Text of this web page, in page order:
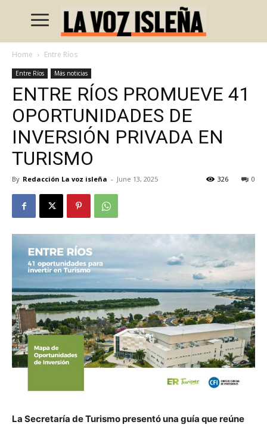
Home Entre Ríos
Entre Ríos Más noticias
ENTRE RÍOS PROMUEVE 41
OPORTUNIDADES DE
INVERSIÓN PRIVADA EN
TURISMO
By Redacción La voz isleña - June 13, 2025 0
326
La Secretaría de Turismo presentó una guía que reúne